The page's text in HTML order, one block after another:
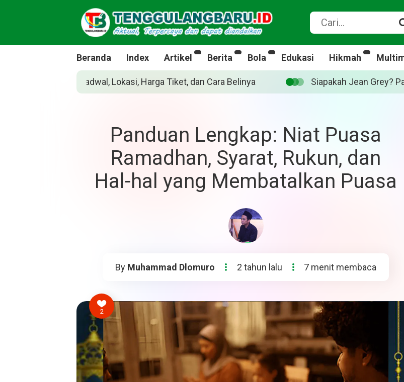
Beranda Index Artikel Berita Bola Edukasi Hikmah
Siapakah Jean Grey? Pahlawan Marvel yang diperankan Sadie Sink di
Panduan Lengkap: Niat Puasa
Ramadhan, Syarat, Rukun, dan
Hal-hal yang Membatalkan Puasa
By Muhammad Dlomuro 2 tahun lalu 7 menit membaca
2